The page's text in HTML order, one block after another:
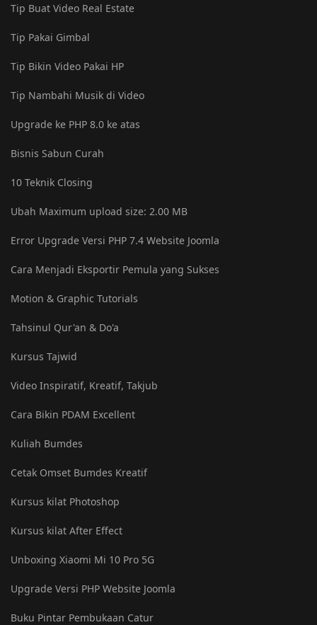
Tip Buat Video Real Estate
Tip Pakai Gimbal
Tip Bikin Video Pakai HP
Tip Nambahi Musik di Video
Upgrade ke PHP 8.0 ke atas
Bisnis Sabun Curah
10 Teknik Closing
Ubah Maximum upload size: ‎2.00 MB
Error Upgrade Versi PHP 7.4 Website Joomla
Cara Menjadi Eksportir Pemula yang Sukses
Motion & Graphic Tutorials
Tahsinul Qur'an & Do'a
Kursus Tajwid
Video Inspiratif, Kreatif, Takjub
Cara Bikin PDAM Excellent
Kuliah Bumdes
Cetak Omset Bumdes Kreatif
Kursus kilat Photoshop
Kursus kilat After Effect
Unboxing Xiaomi Mi 10 Pro 5G
Upgrade Versi PHP Website Joomla
Buku Pintar Pembukaan Catur